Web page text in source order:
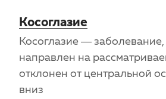
Косоглазие
Косоглазие —
направлен на
отклонен от центральной
вниз